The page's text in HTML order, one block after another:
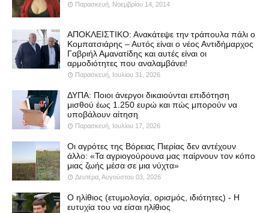
Παρασκευή, Νοεμβρίου 14, 2014
ΑΠΟΚΛΕΙΣΤΙΚΟ: Ανακάτεψε την τράπουλα πάλι ο
Κομπατσιάρης – Αυτός είναι ο νέος Αντιδήμαρχος
Γαβριήλ Αμανατίδης και αυτές είναι οι
αρμοδιότητες που αναλαμβάνει!
Παρασκευή, Ιουλίου 31, 2026
ΔΥΠΑ: Ποιοι άνεργοι δικαιούνται επιδότηση
μισθού έως 1.250 ευρώ και πώς μπορούν να
υποβάλουν αίτηση
Παρασκευή, Ιουλίου 17, 2026
Οι αγρότες της Βόρειας Πιερίας δεν αντέχουν
άλλο: «Τα αγριογούρουνα μας παίρνουν τον κόπο
μιας ζωής μέσα σε μια νύχτα»
Δευτέρα, Αυγούστου 03, 2026
Ο ηλίθιος (ετυμολογία, ορισμός, ιδιότητες) - Η
ευτυχία του να είσαι ηλίθιος